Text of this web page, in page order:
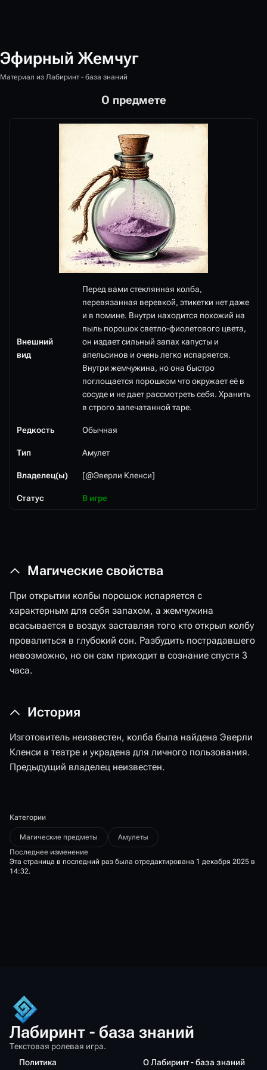
Эфирный Жемчуг
Материал из Лабиринт - база знаний
О предмете
Внешний
вид
Перед вами стеклянная колба,
перевязанная веревкой, этикетки нет даже
и в помине. Внутри находится похожий на
пыль порошок светло-фиолетового цвета,
он издает сильный запах капусты и
апельсинов и очень легко испаряется.
Внутри жемчужина, но она быстро
поглощается порошком что окружает её в
сосуде и не дает рассмотреть себя. Хранить
в строго запечатанной таре.
Редкость Обычная
Тип Амулет
Владелец(ы) [@Эверли Кленси]
Статус В игре
Магические свойства
При открытии колбы порошок испаряется с
характерным для себя запахом, а жемчужина
всасывается в воздух заставляя того кто открыл колбу
провалиться в глубокий сон. Разбудить пострадавшего
невозможно, но он сам приходит в сознание спустя 3
часа.
История
Изготовитель неизвестен, колба была найдена Эверли
Кленси в театре и украдена для личного пользования.
Предыдущий владелец неизвестен.
Категории
Магические предметы
Амулеты
Последнее изменение
Эта страница в последний раз была отредактирована 1 декабря 2025 в
14:32.
Лабиринт - база знаний
Текстовая ролевая игра.
Политика
О Лабиринт - база знаний